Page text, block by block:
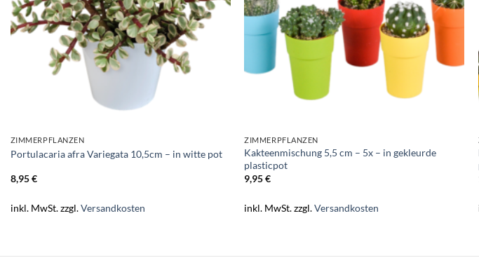
ZIMMERPFLANZEN
Portulacaria afra Variegata 10,5cm – in witte pot
8,95€
inkl. MwSt.zzgl.Versandkosten
ZIMMERPFLANZEN
Kakteenmischung 5,5 cm – 5x – in gekleurde
plasticpot
9,95€
inkl. MwSt.zzgl.Versandkosten